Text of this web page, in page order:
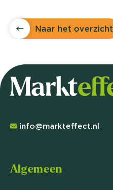
Naar het overzicht
info@markteffect.nl
Algemeen